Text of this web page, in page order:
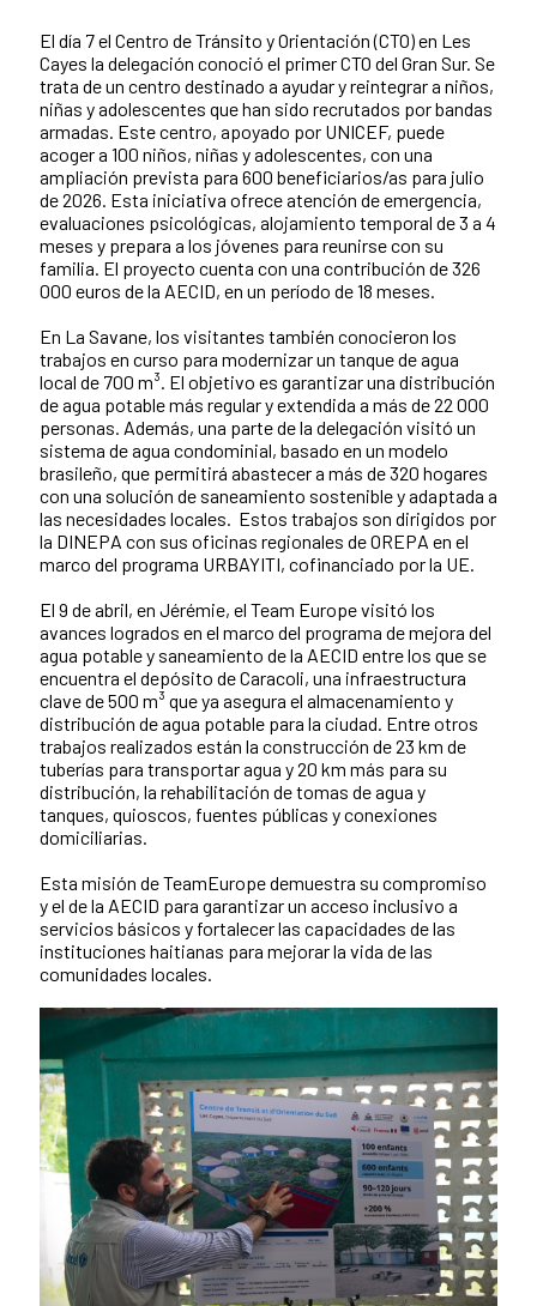
Contenido de la noticia
El día 7 el Centro de Tránsito y Orientación (CTO) en Les
Cayes la delegación conoció el primer CTO del Gran Sur. Se
trata de un centro destinado a ayudar y reintegrar a niños,
niñas y adolescentes que han sido recrutados por bandas
armadas. Este centro, apoyado por UNICEF, puede
acoger a 100 niños, niñas y adolescentes, con una
ampliación prevista para 600 beneficiarios/as para julio
de 2026. Esta iniciativa ofrece atención de emergencia,
evaluaciones psicológicas, alojamiento temporal de 3 a 4
meses y prepara a los jóvenes para reunirse con su
familia. El proyecto cuenta con una contribución de 326
000 euros de la AECID, en un período de 18 meses.
En La Savane, los visitantes también conocieron los
trabajos en curso para modernizar un tanque de agua
local de 700 m³. El objetivo es garantizar una distribución
de agua potable más regular y extendida a más de 22 000
personas. Además, una parte de la delegación visitó un
sistema de agua condominial, basado en un modelo
brasileño, que permitirá abastecer a más de 320 hogares
con una solución de saneamiento sostenible y adaptada a
las necesidades locales. Estos trabajos son dirigidos por
la DINEPA con sus oficinas regionales de OREPA en el
marco del programa URBAYITI, cofinanciado por la UE.
El 9 de abril, en Jérémie, el Team Europe visitó los
avances logrados en el marco del programa de mejora del
agua potable y saneamiento de la AECID entre los que se
encuentra el depósito de Caracoli, una infraestructura
clave de 500 m³ que ya asegura el almacenamiento y
distribución de agua potable para la ciudad. Entre otros
trabajos realizados están la construcción de 23 km de
tuberías para transportar agua y 20 km más para su
distribución, la rehabilitación de tomas de agua y
tanques, quioscos, fuentes públicas y conexiones
domiciliarias.
Esta misión de TeamEurope demuestra su compromiso
y el de la AECID para garantizar un acceso inclusivo a
servicios básicos y fortalecer las capacidades de las
instituciones haitianas para mejorar la vida de las
comunidades locales.